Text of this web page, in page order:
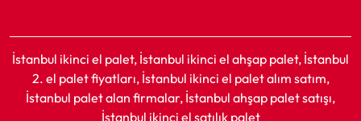
İstanbul ikinci el palet, İstanbul ikinci el ahşap palet, İstanbul
2. el palet fiyatları, İstanbul ikinci el palet alım satım,
İstanbul palet alan firmalar, İstanbul ahşap palet satışı,
İstanbul ikinci el satılık palet